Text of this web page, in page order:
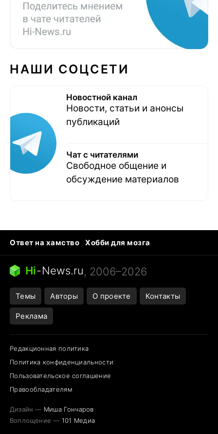
НАШИ СОЦСЕТИ
Новостной канал
Новости, статьи и анонсы
публикаций
Чат с читателями
Свободное общение и
обсуждение материалов
Ответ на хамство
Хобби для мозга
Бензин 100 vs 95
Тунцы в океанариуме
Следующая пандемия
Hi-News.ru, 2006–2026
Темы Авторы О проекте Контакты
Реклама
Редакционная политика
Политика конфиденциальности
Пользовательское соглашение
Правообладателям
Дизайн — Миша Гончаров
Воплощение — 101 Медиа